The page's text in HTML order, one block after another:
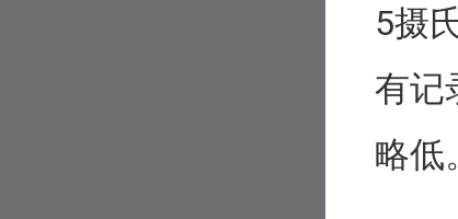
5摄
有记
略低。